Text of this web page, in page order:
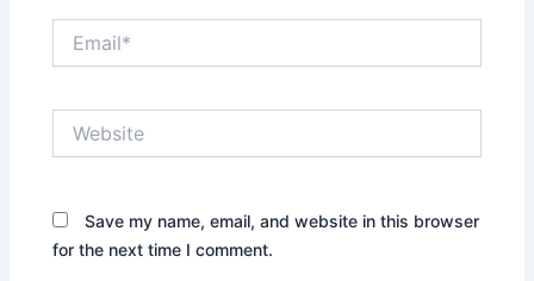
Save my name, email, and website in this browser
for the next time I comment.